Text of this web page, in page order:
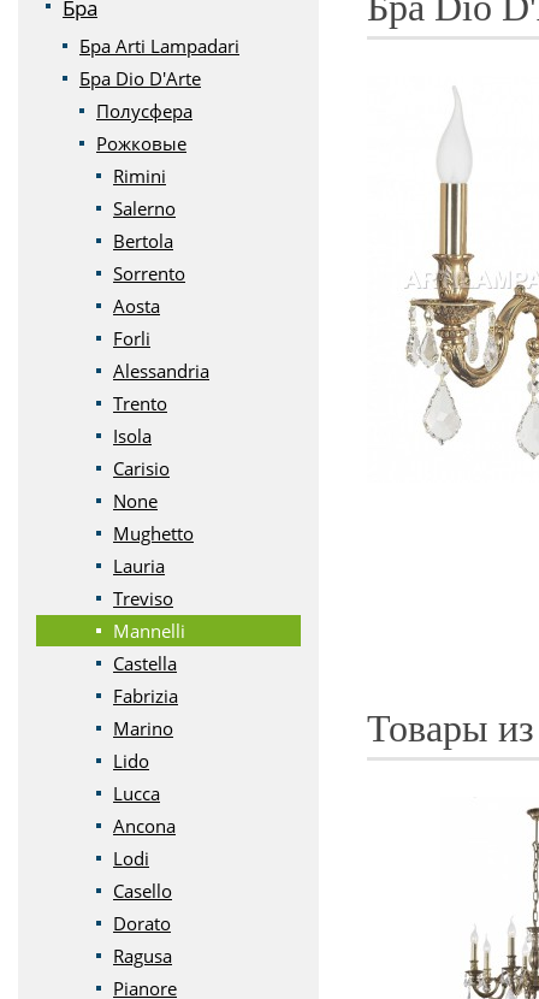
Бра
Бра Arti Lampadari
Бра Dio D'Arte
Полусфера
Рожковые
Rimini
Salerno
Bertola
Sorrento
Aosta
Forli
Alessandria
Trento
Isola
Carisio
None
Mughetto
Lauria
Treviso
Mannelli
Castella
Fabrizia
Marino
Lido
Lucca
Ancona
Lodi
Casello
Dorato
Ragusa
Pianore
Товары